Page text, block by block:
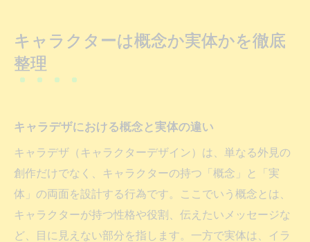
キャラクターは概念か実体かを徹底
整理
キャラデザにおける概念と実体の違い
キャラデザ（キャラクターデザイン）は、単なる外見の
創作だけでなく、キャラクターの持つ「概念」と「実
体」の両面を設計する行為です。ここでいう概念とは、
キャラクターが持つ性格や役割、伝えたいメッセージな
ど、目に見えない部分を指します。一方で実体は、イラ